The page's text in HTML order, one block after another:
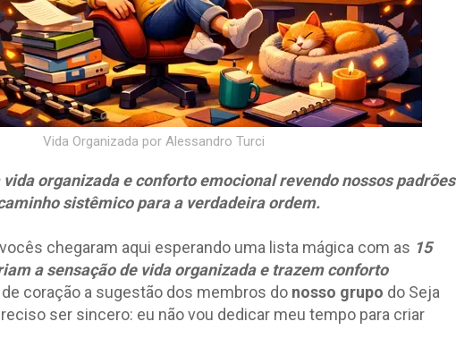
Vida Organizada por Alessandro Turci
organizada e conforto emocional revendo nossos padrões
sistêmico para a verdadeira ordem.
chegaram aqui esperando uma lista mágica com as 15
a sensação de vida organizada e trazem conforto
coração a sugestão dos membros do nosso grupo do Seja
ser sincero: eu não vou dedicar meu tempo para criar